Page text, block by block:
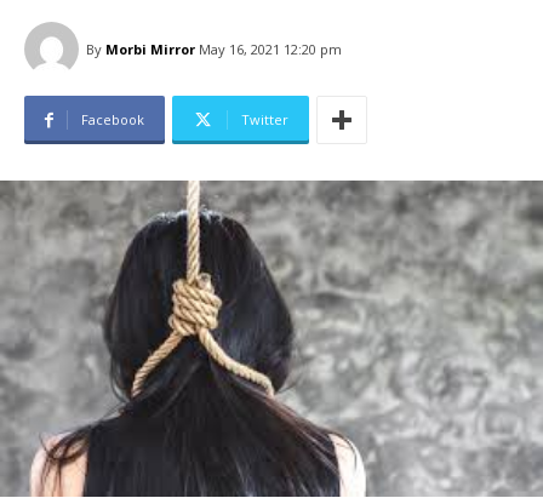
By Morbi Mirror May 16, 2021 12:20 pm
Facebook Twitter